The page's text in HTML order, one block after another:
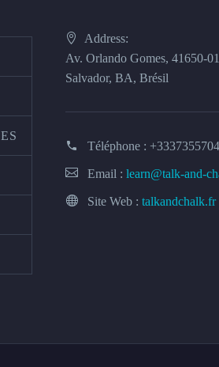
Address:
Av. Orlando Gomes, 41650-
Salvador, BA, Brésil
Téléphone :
Email : learn@talk-and-
Site Web : talkandchalk.fr